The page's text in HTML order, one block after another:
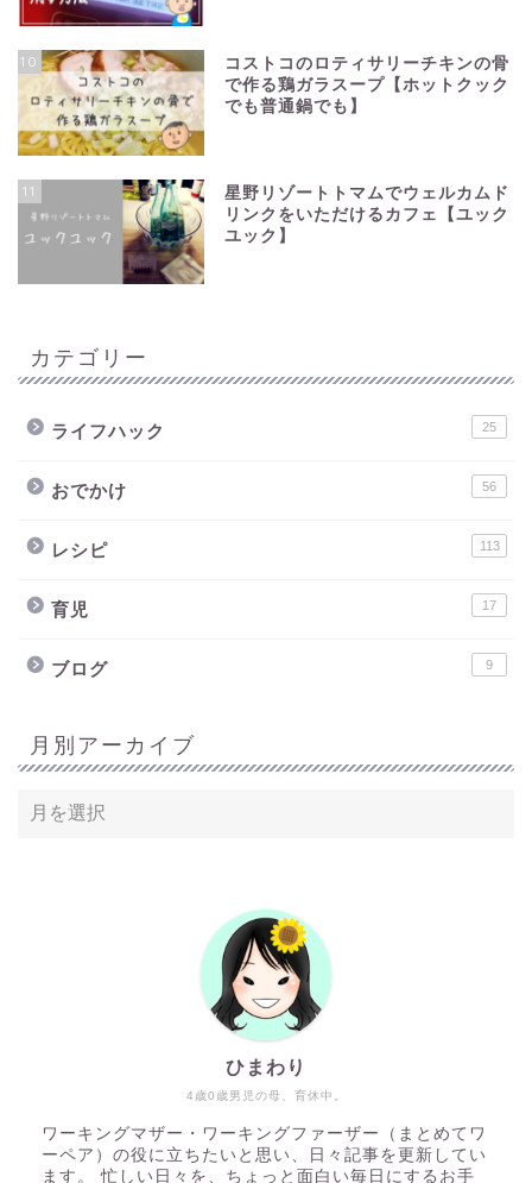
10
コストコのロティサリーチキンの骨
で作る鶏ガラスープ【ホットクック
でも普通鍋でも】
11
星野リゾートトマムでウェルカムド
リンクをいただけるカフェ【ユック
ユック】
カテゴリー
ライフハック 25
おでかけ 56
レシピ 113
育児 17
ブログ 9
月別アーカイブ
4歳0歳男児の母、育休中。
ひまわり
ワーキングマザー・ワーキングファーザー（まとめてワ
ーペア）の役に立ちたいと思い、日々記事を更新してい
ます。 忙しい日々を、ちょっと面白い毎日にするお手
ホーム